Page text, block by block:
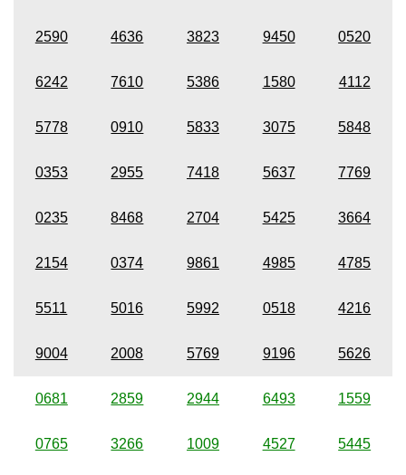
2590 4636 3823 9450 0520
6242 7610 5386 1580 4112
5778 0910 5833 3075 5848
0353 2955 7418 5637 7769
0235 8468 2704 5425 3664
2154 0374 9861 4985 4785
5511 5016 5992 0518 4216
9004 2008 5769 9196 5626
0681 2859 2944 6493 1559
0765 3266 1009 4527 5445